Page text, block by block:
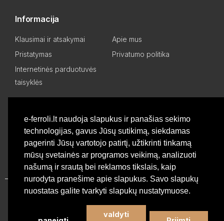
e-ferroli.lt naudoja slapukus ir panašias sekimo
technologijas, gavus Jūsų sutikimą, siekdamas
pagerinti Jūsų vartotojo patirtį, užtikrinti tinkamą
mūsų svetainės ar programos veikimą, analizuoti
našumą ir srautą bei reklamos tikslais, kaip
nurodyta pranešime apie slapukus. Savo slapukų
nuostatas galite tvarkyti slapukų nustatymuose.
valdyti
Informacija
Klausimai ir atsakymai
Apie mus
Pristatymas
Privatumo politika
Internetinės parduotuvės
taisyklės
Asmeninis kabinetas
Pageidavimų sąrašas
Palyginti produktus
Basket
Privatumo politika